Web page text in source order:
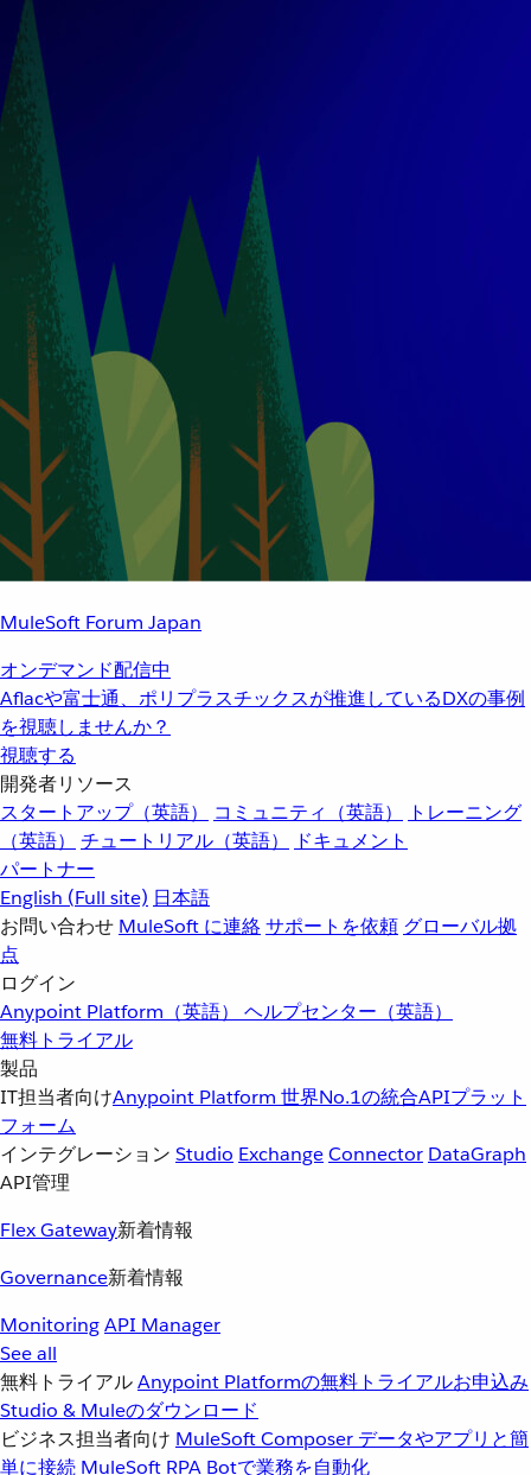
MuleSoft Forum Japan
オンデマンド配信中
Aflacや富士通、ポリプラスチックスが推進しているDXの事例
を視聴しませんか？
視聴する
開発者リソース
スタートアップ（英語）
コミュニティ（英語）
トレーニング
（英語）
チュートリアル（英語）
ドキュメント
パートナー
English (Full site) 日本語
お問い合わせ MuleSoft に連絡サポートを依頼 グローバル拠
点
ログイン
Anypoint Platform（英語） ヘルプセンター（英語）
無料トライアル
製品
IT担当者向けAnypoint Platform 世界No.1の統合APIプラット
フォーム
インテグレーション Studio ExchangeConnector DataGraph
API管理
Flex Gateway新着情報
Governance新着情報
MonitoringAPI Manager
See all
無料トライアルAnypoint Platformの無料トライアルお申込み
Studio & Muleのダウンロード
ビジネス担当者向け MuleSoft Composer データやアプリと簡
単に接続 MuleSoft RPA Botで業務を自動化